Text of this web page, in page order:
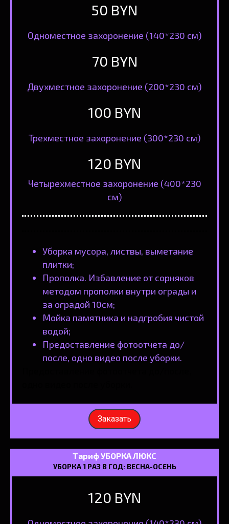
50 BYN
Одноместное захоронение (140*230 см)
70 BYN
Двухместное захоронение (200*230 см)
100 BYN
Трехместное захоронение (300*230 см)
120 BYN
Четырехместное захоронение (400*230
см)
Уборка мусора, листвы, выметание
плитки;
Прополка. Избавление от сорняков
методом прополки внутри ограды и
за оградой 10см;
Мойка памятника и надгробия чистой
водой;
Предоставление фотоотчета до/
после, одно видео после уборки.
Заказать
Тариф УБОРКА ЛЮКС
УБОРКА 1 РАЗ В ГОД: ВЕСНА-ОСЕНЬ
120 BYN